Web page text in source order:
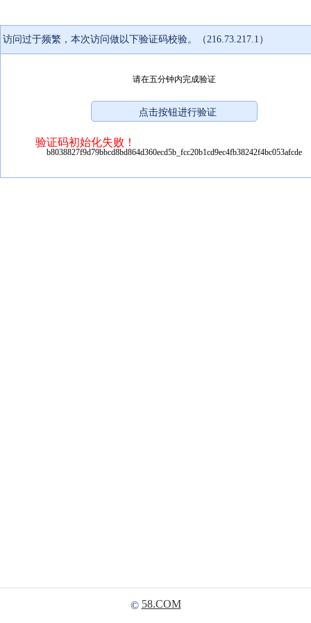
访问过于频繁，本次访问做以下验证码校验。（216.73.217.1）
请在五分钟内完成验证
验证码初始化失败！
b8038827f9d79bbcd8bd864d360ecd5b_fcc20b1cd9ec4fb38242f4bc053afcde
© 58.COM